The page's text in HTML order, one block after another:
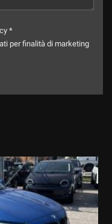
*
per finalità di marketing